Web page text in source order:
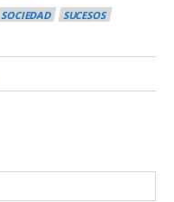
SOCIEDAD SUCESOS